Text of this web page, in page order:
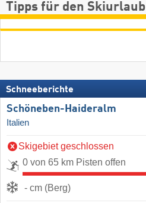
Tipps für den Skiurlaub
Schneeberichte
Schöneben-Haideralm
Italien
Skigebiet geschlossen
0 von 65 km Pisten offen
- cm (Berg)